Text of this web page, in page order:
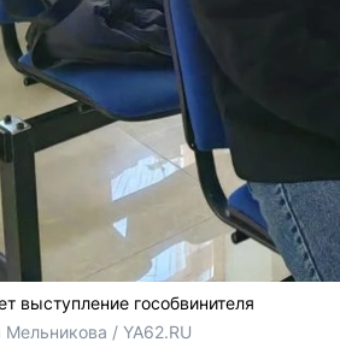
выступление гособвинителя
Мельникова / YA62.RU